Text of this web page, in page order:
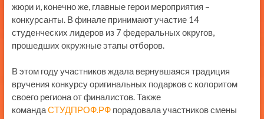
жюри и, конечно же, главные герои мероприятия –
конкурсанты. В финале принимают участие 14
студенческих лидеров из 7 федеральных округов,
прошедших окружные этапы отборов.
В этом году участников ждала вернувшаяся традиция
вручения конкурсу оригинальных подарков с колоритом
своего региона от финалистов. Также
командаСТУДПРОФ.РФпорадовала участников смены